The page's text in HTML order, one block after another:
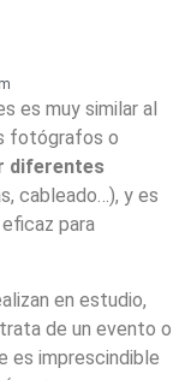
es muy similar al
fotógrafos o
diferentes
cableado…), y es
para
en estudio,
de un evento o
es imprescindible